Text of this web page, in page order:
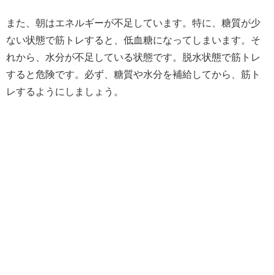
また、朝はエネルギーが不足しています。特に、糖質が少
ない状態で筋トレすると、低血糖になってしまいます。そ
れから、水分が不足している状態です。脱水状態で筋トレ
すると危険です。必ず、糖質や水分を補給してから、筋ト
レするようにしましょう。